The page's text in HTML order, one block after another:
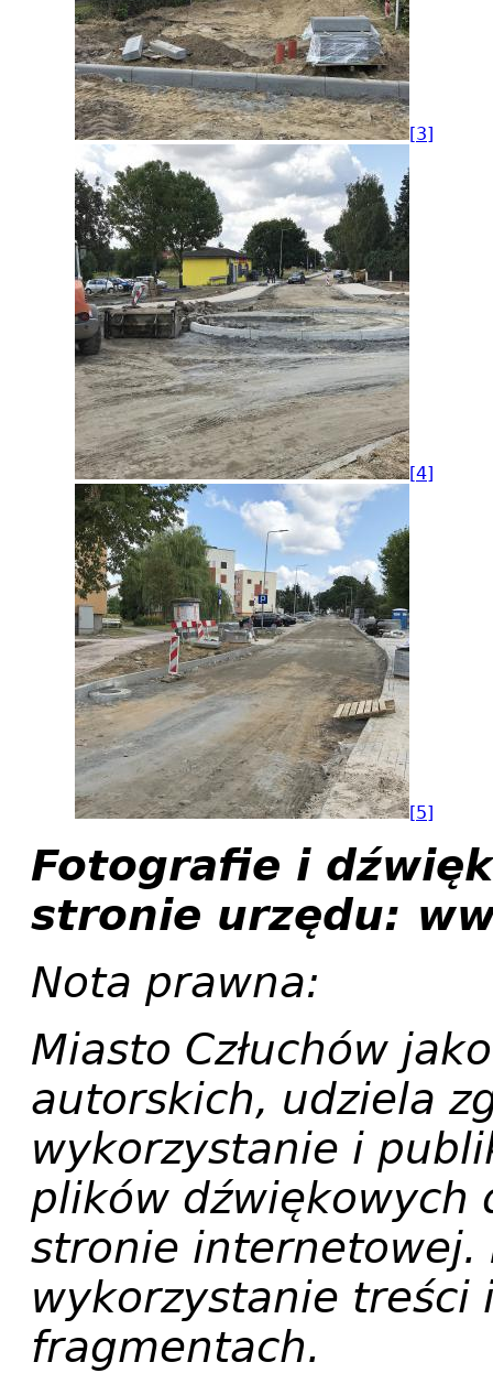
[3]
[4]
[5]
Fotografie i
stronie urzędu:
Nota prawna:
Miasto Człuchów
autorskich, udziela
wykorzystanie i
plików dźwiękowych
stronie internetowej.
wykorzystanie treści
fragmentach.